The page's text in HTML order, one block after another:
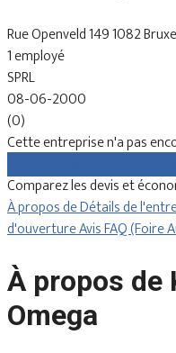
Rue Openveld 149 1082
1 employé
SPRL
08-06-2000
(0)
Cette entreprise n'a pas
Comparez les devis et
À propos deDétails de
d'ouvertureAvisFAQ (Foire
À propos de
Omega